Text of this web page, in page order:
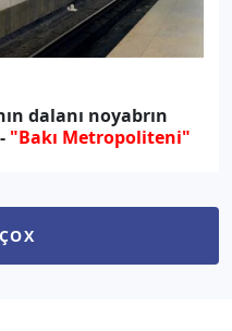
dalanı noyabrın
"Bakı Metropoliteni"